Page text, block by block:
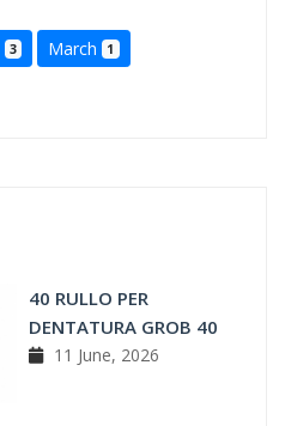
3 March 1
40 RULLO PER
DENTATURA GROB 40
11 June, 2026